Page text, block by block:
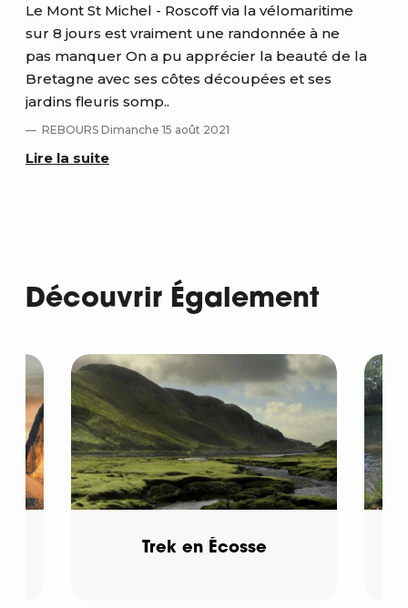
Le Mont St Michel - Roscoff via la vélomaritime
sur 8 jours est vraiment une randonnée à ne
pas manquer On a pu apprécier la beauté de la
Bretagne avec ses côtes découpées et ses
jardins fleuris somp..
REBOURS Dimanche 15 août 2021
Lire la suite
Découvrir Également
Trek en Écosse